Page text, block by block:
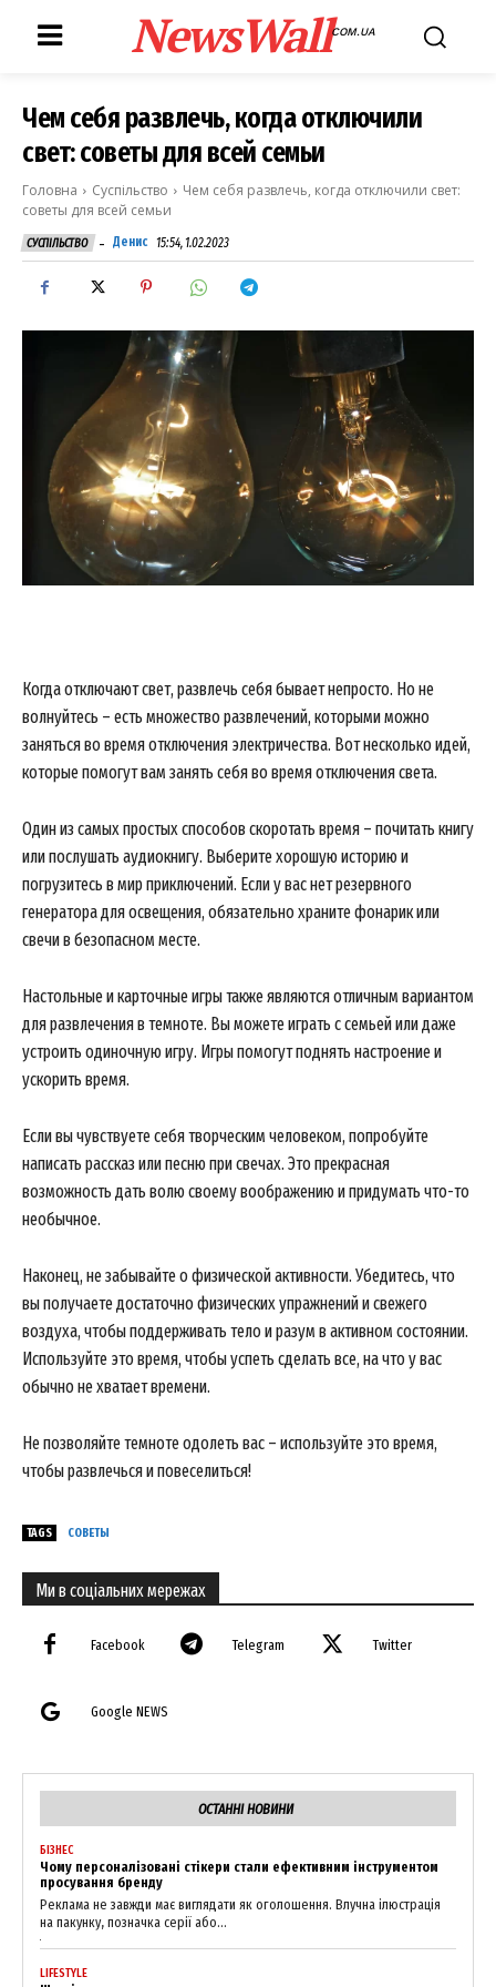
NewsWallCOM.UA
Чем себя развлечь, когда отключили
свет: советы для всей семьи
Головна Суспільство
Чем себя развлечь, когда отключили свет:
советы для всей семьи
СУСПІЛЬСТВО - Денис 15:54, 1.02.2023
Когда отключают свет, развлечь себя бывает непросто. Но не
волнуйтесь – есть множество развлечений, которыми можно
заняться во время отключения электричества. Вот несколько идей,
которые помогут вам занять себя во время отключения света.
Один из самых простых способов скоротать время – почитать книгу
или послушать аудиокнигу. Выберите хорошую историю и
погрузитесь в мир приключений. Если у вас нет резервного
генератора для освещения, обязательно храните фонарик или
свечи в безопасном месте.
Настольные и карточные игры также являются отличным вариантом
для развлечения в темноте. Вы можете играть с семьей или даже
устроить одиночную игру. Игры помогут поднять настроение и
ускорить время.
Если вы чувствуете себя творческим человеком, попробуйте
написать рассказ или песню при свечах. Это прекрасная
возможность дать волю своему воображению и придумать что-то
необычное.
Наконец, не забывайте о физической активности. Убедитесь, что
вы получаете достаточно физических упражнений и свежего
воздуха, чтобы поддерживать тело и разум в активном состоянии.
Используйте это время, чтобы успеть сделать все, на что у вас
обычно не хватает времени.
Не позволяйте темноте одолеть вас – используйте это время,
чтобы развлечься и повеселиться!
TAGS СОВЕТЫ
Ми в соціальних мережах
Facebook Telegram Twitter
Google NEWS
ОСТАННІ НОВИНИ
БІЗНЕС
Чому персоналізовані стікери стали ефективним інструментом
просування бренду
Реклама не завжди має виглядати як оголошення. Влучна ілюстрація
на пакунку, позначка серії або...
LIFESTYLE